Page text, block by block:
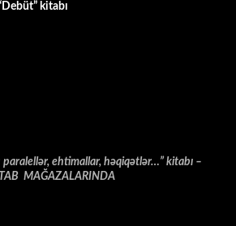
kitabı
ehtimallar, həqiqətlər…” kitabı –
MAĞAZALARINDA